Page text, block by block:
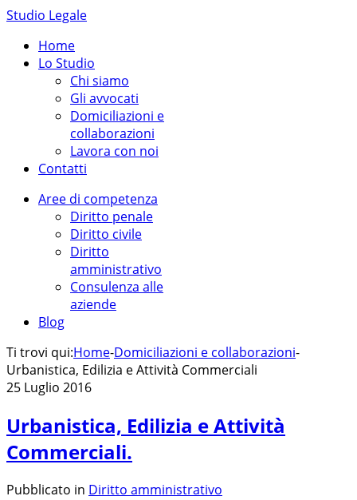
Studio Legale
Home
Lo Studio
Chi siamo
Gli avvocati
Domiciliazioni e
collaborazioni
Lavora con noi
Contatti
Aree di competenza
Diritto penale
Diritto civile
Diritto
amministrativo
Consulenza alle
aziende
Blog
Ti trovi qui:Home-Domiciliazioni e collaborazioni-
Urbanistica, Edilizia e Attività Commerciali
25 Luglio 2016
Urbanistica, Edilizia e Attività
Commerciali.
Pubblicato in Diritto amministrativo